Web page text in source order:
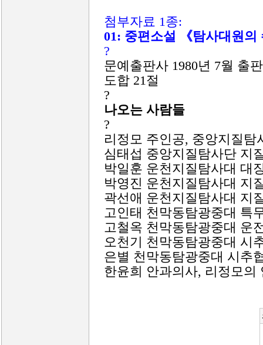
첨부자료 1종:
01: 중편소설 《탐사대원의
?
문예출판사 1980년 7월 출
도합 21절
?
나오는 사람들
?
리정모 주인공, 중앙지질탐
심태섭 중앙지질탐사단 지
박일훈 운천지질탐사대 대
박영진 운천지질탐사대 지
곽선애 운천지질탐사대 지
고인태 천막동탐광중대 특
고철옥 천막동탐광중대 운
오천기 천막동탐광중대 시
은별 천막동탐광중대 시추
한윤희 안과의사, 리정모의